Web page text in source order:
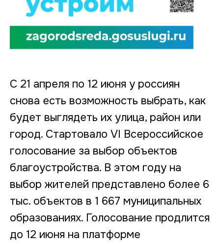
С 21 апреля по 12 июня у россиян
снова есть возможность выбрать, как
будет выглядеть их улица, район или
город. Стартовало VI Всероссийское
голосование за выбор объектов
благоустройства. В этом году на
выбор жителей представлено более 6
тыс. объектов в 1 667 муниципальных
образованиях. Голосование продлится
до 12 июня на платформе